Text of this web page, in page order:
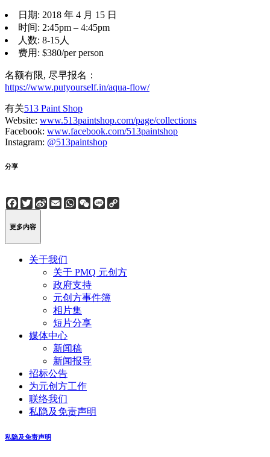
日期: 2018 年 4 月 15 日
时间: 2:45pm – 4:45pm
人数: 8-15人
费用: $380/per person
名额有限, 尽早报名：
https://www.putyourself.in/aqua-flow/
有关513 Paint Shop
Website: www.513paintshop.com/page/collections
Facebook: www.facebook.com/513paintshop
Instagram: @513paintshop
分享
Facebook
Twitter
Sina
Weibo
EmailWhatsApp
WeChat
Line
更多内容
关于我们
关于 PMQ 元创方
政府支持
元创方事件簿
相片集
短片分享
媒体中心
新闻稿
新闻报导
招标公告
为元创方工作
联络我们
私隐及免责声明
私隐及免责声明